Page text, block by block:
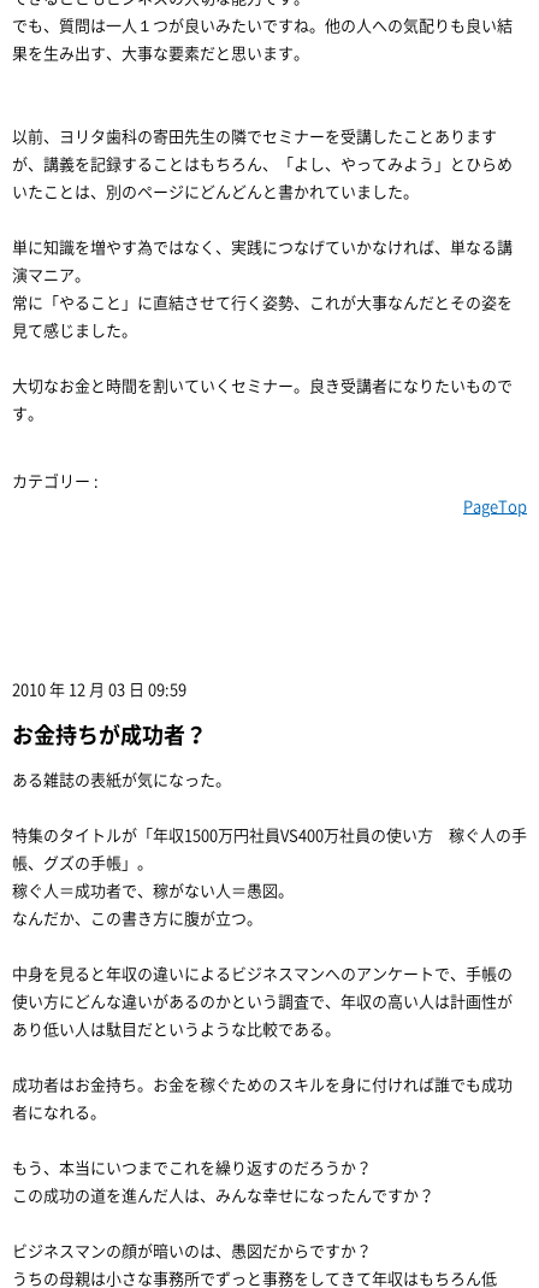
でも、質問は一人１つが良いみたいですね。他の人への気配りも良い結
果を生み出す、大事な要素だと思います。
以前、ヨリタ歯科の寄田先生の隣でセミナーを受講したことあります
が、講義を記録することはもちろん、「よし、やってみよう」とひらめ
いたことは、別のページにどんどんと書かれていました。
単に知識を増やす為ではなく、実践につなげていかなければ、単なる講
演マニア。
常に「やること」に直結させて行く姿勢、これが大事なんだとその姿を
見て感じました。
大切なお金と時間を割いていくセミナー。良き受講者になりたいもので
す。
カテゴリー :
PageTop
2010 年 12 月 03 日 09:59
お金持ちが成功者？
ある雑誌の表紙が気になった。
特集のタイトルが「年収1500万円社員VS400万社員の使い方 稼ぐ人の手
帳、グズの手帳」。
稼ぐ人＝成功者で、稼がない人＝愚図。
なんだか、この書き方に腹が立つ。
中身を見ると年収の違いによるビジネスマンへのアンケートで、手帳の
使い方にどんな違いがあるのかという調査で、年収の高い人は計画性が
あり低い人は駄目だというような比較である。
成功者はお金持ち。お金を稼ぐためのスキルを身に付ければ誰でも成功
者になれる。
もう、本当にいつまでこれを繰り返すのだろうか？
この成功の道を進んだ人は、みんな幸せになったんですか？
ビジネスマンの顔が暗いのは、愚図だからですか？
うちの母親は小さな事務所でずっと事務をしてきて年収はもちろん低